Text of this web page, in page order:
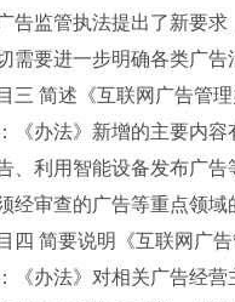
告监管执法提出了新要
需要进一步明确各类广
简述《互联网广告管理
办法》新增的主要内容有
、利用智能设备发布广
经审查的广告等重点领
简要说明《互联网广告
办法》对相关广告经营主